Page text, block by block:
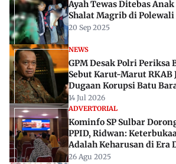
Ayah Tewas Ditebas
Shalat Magrib di
20 Sep 2025
NEWS
GPM Desak Polri Periksa
Sebut Karut-Marut RKAB
Dugaan Korupsi Batu
14 Jul 2026
ADVERTORIAL
Kominfo SP Sulbar
PPID, Ridwan:
Adalah Keharusan di
26 Agu 2025